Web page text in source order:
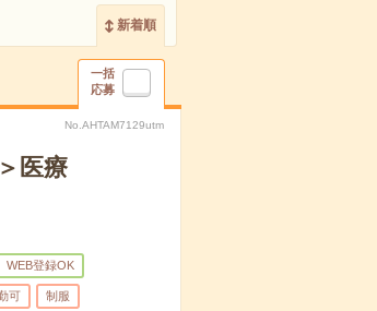
新着順
一括
応募
No.AHTAM7129utm
医療
WEB登録OK
可 制服